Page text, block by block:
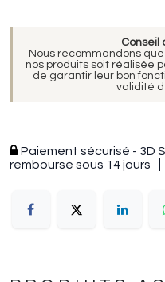
Conseil
Nous recommandons
nos produits soit réalisée
de garantir leur bon
validité
Paiement sécurisé - 3D
remboursé sous 14 jours